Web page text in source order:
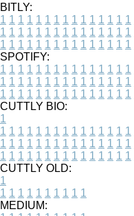
BITLY:
1 1 1 1 1 1 1 1 1 1 1 1 1 1 1
1 1 1 1 1 1 1 1 1 1 1 1 1 1 1
1 1 1 1 1 1 1 1 1 1 1 1 1 1 1
SPOTIFY:
1 1 1 1 1 1 1 1 1 1 1 1 1 1 1
1 1 1 1 1 1 1 1 1 1 1 1 1 1 1
1 1 1 1 1 1 1 1 1 1 1 1 1 1 1
CUTTLY BIO:
1
1 1 1 1 1 1 1 1 1 1 1 1 1 1 1
1 1 1 1 1 1 1 1 1 1 1 1 1 1 1
1 1 1 1 1 1 1 1 1 1 1 1 1 1 1
CUTTLY OLD:
1
1 1 1 1 1 1 1 1 1 1
MEDIUM: